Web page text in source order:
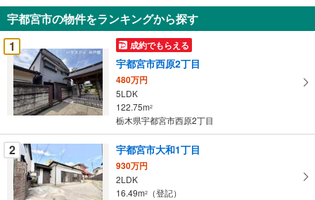
知
を
受
け
取
る
・
条
件
を
マ
イ
ペ
宇都宮市の物件をランキングから探す
1
成約でもらえる
宇都宮市西原2丁目
480万円
5LDK
122.75m2
栃木県宇都宮市西原2丁目
2 宇都宮市大和1丁目
930万円
2LDK
16.49m2
（登記）